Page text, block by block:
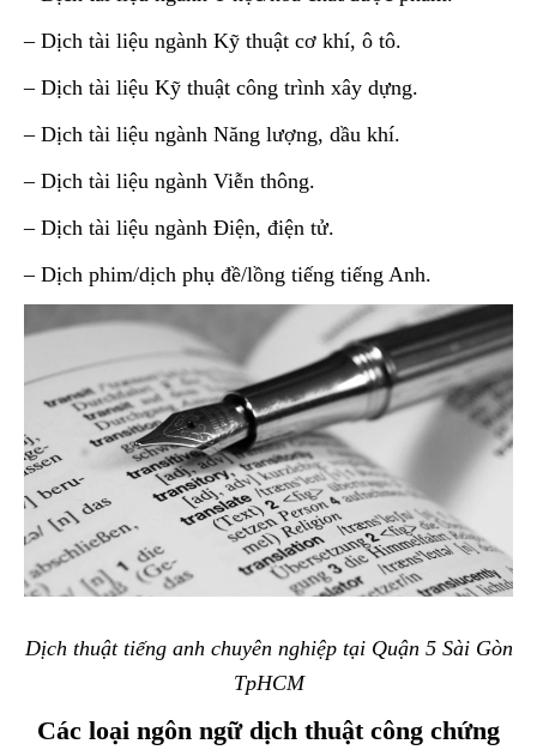
– Dịch tài liệu ngành Kỹ thuật cơ khí, ô tô.
– Dịch tài liệu Kỹ thuật công trình xây dựng.
– Dịch tài liệu ngành Năng lượng, dầu khí.
– Dịch tài liệu ngành Viễn thông.
– Dịch tài liệu ngành Điện, điện tử.
– Dịch phim/dịch phụ đề/lồng tiếng tiếng Anh.
Dịch thuật tiếng anh chuyên nghiệp tại Quận 5 Sài Gòn
TpHCM
Các loại ngôn ngữ dịch thuật công chứng